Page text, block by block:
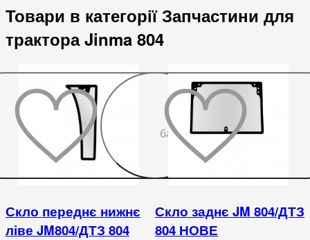
Товари в категорії Запчастини для
трактора Jinma 804
До
бажаного
Скло переднє нижнє
ліве JM804/ДТЗ 804
Скло заднє JM 804/ДТЗ
804 НОВЕ